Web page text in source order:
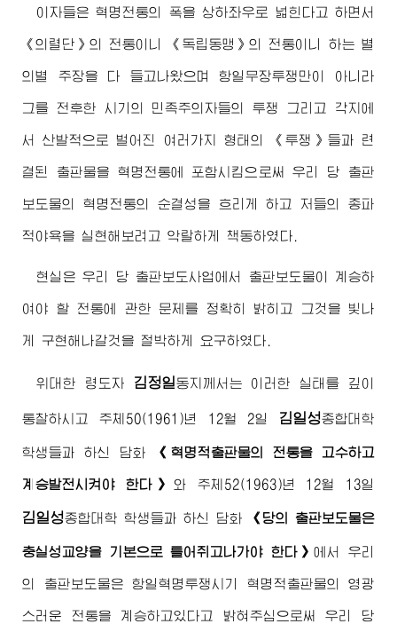
이자들은 혁명전통의 폭을 상하좌우로 넓힌다고 하면서
《의렬단》의 전통이니 《독립동맹》의 전통이니 하는 별
의별 주장을 다 들고나왔으며 항일무장투쟁만이 아니라
그를 전후한 시기의 민족주의자들의 투쟁 그리고 각지에
서 산발적으로 벌어진 여러가지 형태의 《투쟁》들과 련
결된 출판물을 혁명전통에 포함시킴으로써 우리 당 출판
보도물의 혁명전통의 순결성을 흐리게 하고 저들의 종파
적야욕을 실현해보려고 악랄하게 책동하였다.
현실은 우리 당 출판보도사업에서 출판보도물이 계승하
여야 할 전통에 관한 문제를 정확히 밝히고 그것을 빛나
게 구현해나갈것을 절박하게 요구하였다.
위대한 령도자 김정일동지 께서는 이러한 실태를 깊이
통찰하시고 주체50(1961)년 12월 2일 김일성종합대학
학생들과 하신 담화 《혁명적출판물의 전통을 고수하고
계승발전시켜야 한다》 와 주체52(1963)년 12월 13일
김일성종합대학 학생들과 하신 담화 《당의 출판보도물은
충실성교양을 기본으로 틀어쥐고나가야 한다》에서 우리
의 출판보도물은 항일혁명투쟁시기 혁명적출판물의 영광
스러운 전통을 계승하고있다고 밝혀주심으로써 우리 당